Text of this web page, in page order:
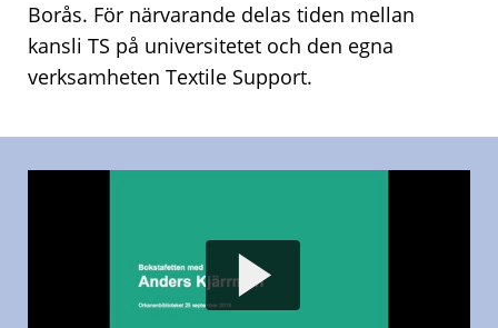
Borås. För närvarande delas tiden mellan
kansli TS på universitetet och den egna
verksamheten Textile Support.